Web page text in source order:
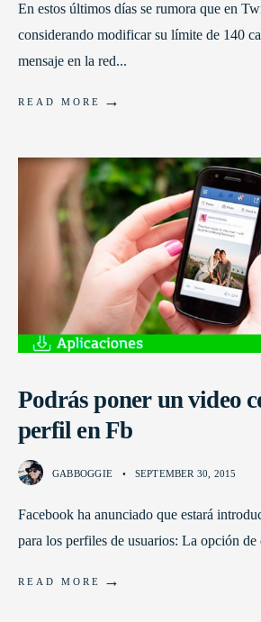
En estos últimos días se rumora que en
considerando modificar su límite de 140
mensaje en la red...
READ MORE →
Podrás poner un video
perfil en Fb
GABBOGGIE • SEPTEMBER 30, 2015
Facebook ha anunciado que estará
para los perfiles de usuarios: La opción de
READ MORE →